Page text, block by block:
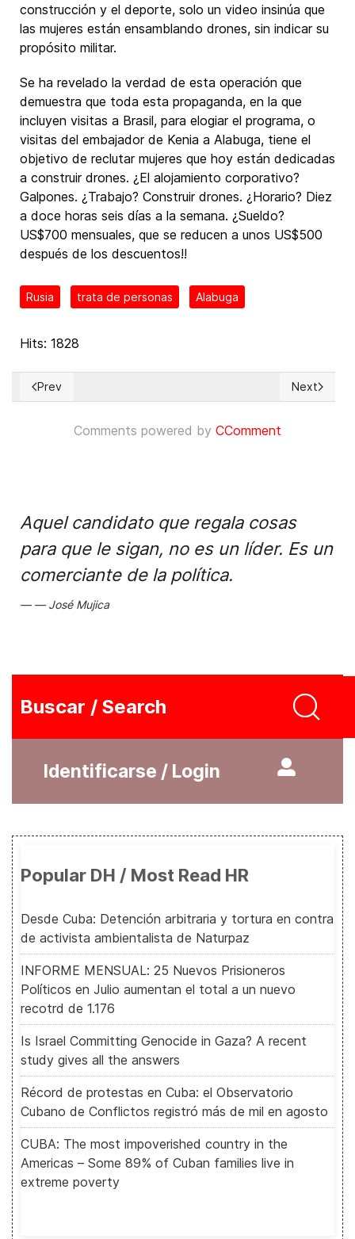
construcción y el deporte, solo un video insinúa que
las mujeres están ensamblando drones, sin indicar su
propósito militar.
Se ha revelado la verdad de esta operación que
demuestra que toda esta propaganda, en la que
incluyen visitas a Brasil, para elogiar el programa, o
visitas del embajador de Kenia a Alabuga, tiene el
objetivo de reclutar mujeres que hoy están dedicadas
a construir drones. ¿El alojamiento corporativo?
Galpones. ¿Trabajo? Construir drones. ¿Horario? Diez
a doce horas seis días a la semana. ¿Sueldo?
US$700 mensuales, que se reducen a unos US$500
después de los descuentos!!
Rusia trata de personas Alabuga
Hits: 1828
Previous article: European Court of Human Rights decision
Prev Next
Next
Comments powered by CComment
Aquel candidato que regala cosas
para que le sigan, no es un líder. Es un
comerciante de la política.
José Mujica
Buscar / Search
Identificarse / Login
Popular DH / Most Read HR
Desde Cuba: Detención arbitraria y tortura en contra
de activista ambientalista de Naturpaz
INFORME MENSUAL: 25 Nuevos Prisioneros
Políticos en Julio aumentan el total a un nuevo
recotrd de 1.176
Is Israel Committing Genocide in Gaza? A recent
study gives all the answers
Récord de protestas en Cuba: el Observatorio
Cubano de Conflictos registró más de mil en agosto
CUBA: The most impoverished country in the
Americas – Some 89% of Cuban families live in
extreme poverty